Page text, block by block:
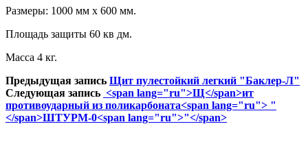
Размеры: 1000 мм х 600 мм.
Площадь защиты 60 кв дм.
Масса 4 кг.
Предыдущая запись Щит пулестойкий легкий "Баклер-Л"
Следующая запись <span lang="ru">Щ</span>ит
противоударный из поликарбоната<span lang="ru"> "
</span>ШТУРМ-0<span lang="ru">"</span>